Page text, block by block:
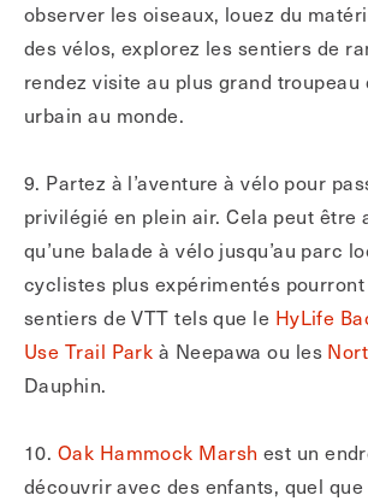
observer les oiseaux, louez du
des vélos, explorez les sentiers de
rendez visite au plus grand troupeau
urbain au monde.
9. Partez à l’aventure à vélo pour
privilégié en plein air. Cela peut être
qu’une balade à vélo jusqu’au parc
cyclistes plus expérimentés
sentiers de VTT tels que le HyLife
Use Trail Park à Neepawa ou les
Dauphin.
10. Oak Hammock Marsh est un
découvrir avec des enfants, quel